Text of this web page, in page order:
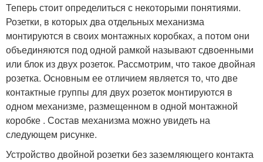
Теперь стоит определиться с некоторыми понятиями.
Розетки, в которых два отдельных механизма
монтируются в своих монтажных коробках, а потом они
объединяются под одной рамкой называют сдвоенными
или блок из двух розеток. Рассмотрим, что такое двойная
розетка. Основным ее отличием является то, что две
контактные группы для двух розеток монтируются в
одном механизме, размещенном в одной монтажной
коробке . Состав механизма можно увидеть на
следующем рисунке.
Устройство двойной розетки без заземляющего контакта